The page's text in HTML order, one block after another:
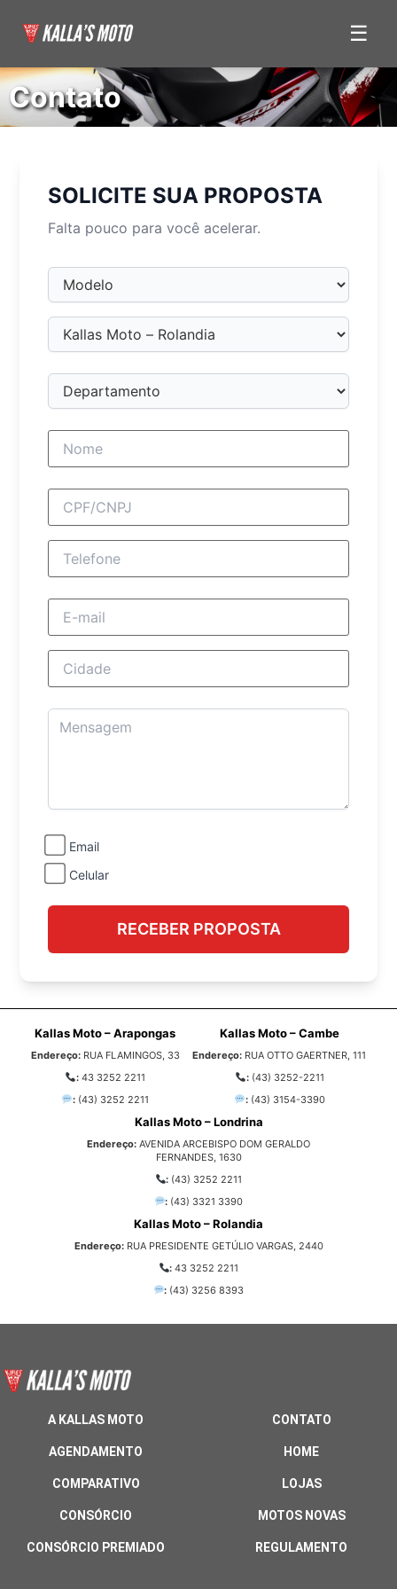
Contato
SOLICITE SUA PROPOSTA
Falta pouco para você acelerar.
Modelo
Loja
Departamento
Nome completo
CPF/CNPJ
Telefone
E-mail
Cidade
Mensagem
Email
Celular
RECEBER PROPOSTA
Kallas Moto – Arapongas
Endereço:RUA FLAMINGOS, 33
:43 3252 2211
:(43) 3252 2211
Kallas Moto – Cambe
Endereço: RUA OTTO GAERTNER, 111
:(43) 3252-2211
:(43) 3154-3390
Kallas Moto – Londrina
Endereço: AVENIDA ARCEBISPO DOM GERALDO
FERNANDES, 1630
: (43) 3252 2211
: (43) 3321 3390
Kallas Moto – Rolandia
Endereço:RUA PRESIDENTE GETÚLIO VARGAS, 2440
: 43 3252 2211
: (43) 3256 8393
A KALLAS MOTO
AGENDAMENTO
COMPARATIVO
CONSÓRCIO
CONSÓRCIO PREMIADO
CONTATO
HOME
LOJAS
MOTOS NOVAS
REGULAMENTO